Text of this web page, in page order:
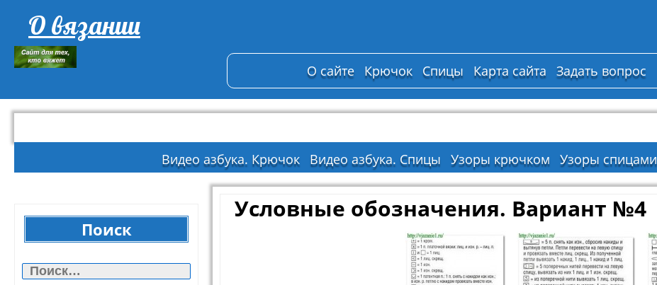
О вязании
О сайте Крючок Спицы Карта сайта Задать вопрос
Видео азбука. Крючок Видео азбука. Спицы Узоры крючком Узоры спицами
Поиск
Условные обозначения. Вариант №4